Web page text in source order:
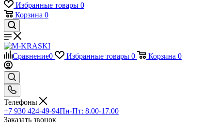
Избранные товары 0
Корзина 0
Сравнение0 Избранные товары 0 Корзина 0
Телефоны
+7 930 424-49-94Пн-Пт: 8.00-17.00
Заказать звонок